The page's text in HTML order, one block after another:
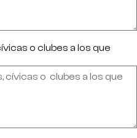
o clubes a los que